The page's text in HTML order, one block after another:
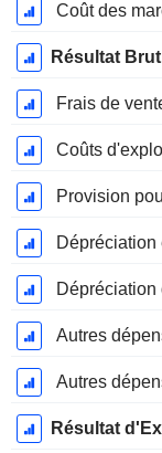
Coût des
Résultat Brut
Frais de
Coûts
Provision
Dépréciation
Autres
Autres
Résultat